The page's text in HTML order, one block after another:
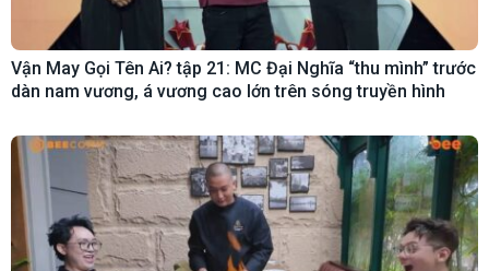
Vận May Gọi Tên Ai? tập 21: MC Đại Nghĩa “thu mình” trước
dàn nam vương, á vương cao lớn trên sóng truyền hình